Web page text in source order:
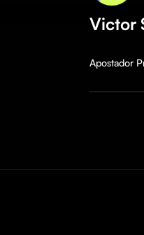
Victor
Apostador